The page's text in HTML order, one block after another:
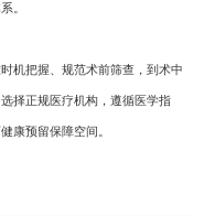
。
机把握、规范术前筛查，到术中
择正规医疗机构，遵循医学指
康预留保障空间。